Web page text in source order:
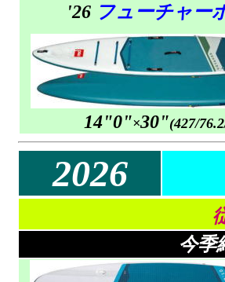
'26 フューチャー
14"0"×30"(427/
2026
今季